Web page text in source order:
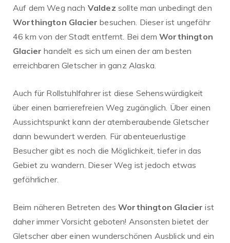
Auf dem Weg nach Valdez sollte man unbedingt den
Worthington Glacier besuchen. Dieser ist ungefähr
46 km von der Stadt entfernt. Bei demWorthington
Glacier handelt es sich um einen der am besten
erreichbaren Gletscher in ganz Alaska.
Auch für Rollstuhlfahrer ist diese Sehenswürdigkeit
über einen barrierefreien Weg zugänglich. Über einen
Aussichtspunkt kann der atemberaubende Gletscher
dann bewundert werden. Für abenteuerlustige
Besucher gibt es noch die Möglichkeit, tiefer in das
Gebiet zu wandern. Dieser Weg ist jedoch etwas
gefährlicher.
Beim näheren Betreten desWorthington Glacier ist
daher immer Vorsicht geboten! Ansonsten bietet der
Gletscher aber einen wunderschönen Ausblick und ein